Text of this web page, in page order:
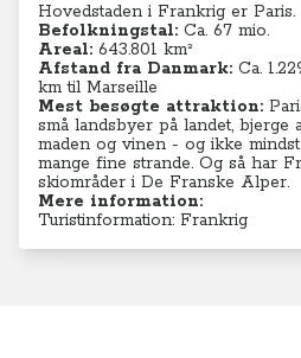
Hovedstaden i Frankrig er Paris.
Befolkningstal: Ca. 67 mio.
Areal: 643.801 km²
Afstand fra Danmark: Ca.
km til Marseille
Mest besøgte attraktion:
små landsbyer på landet, bjerge
maden og vinen - og ikke
mange fine strande. Og så har
skiområder i De Franske Alper.
Mere information:
Turistinformation: Frankrig